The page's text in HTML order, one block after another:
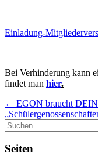
Einladung-
Bei Verhinderung kann
findet man hier.
← EGON braucht
Suchen
nach:
Seiten